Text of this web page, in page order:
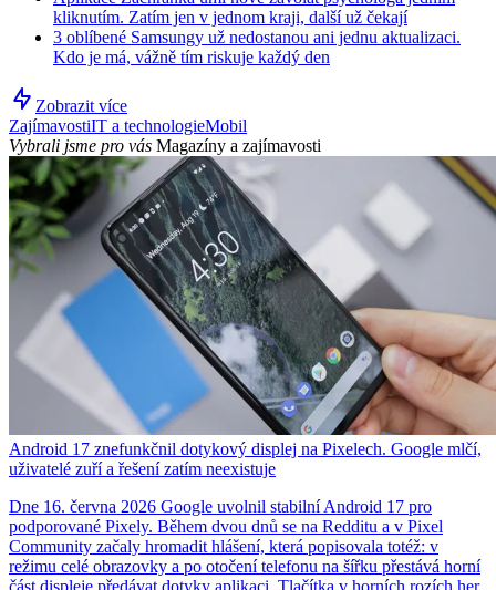
kliknutím. Zatím jen v jednom kraji, další už čekají
3 oblíbené Samsungy už nedostanou ani jednu aktualizaci.
Kdo je má, vážně tím riskuje každý den
Zobrazit více
ZajímavostiIT a technologieMobil
Vybrali jsme pro vás Magazíny a zajímavosti
Android 17 znefunkčnil dotykový displej na Pixelech. Google mlčí,
uživatelé zuří a řešení zatím neexistuje
Dne 16. června 2026 Google uvolnil stabilní Android 17 pro
podporované Pixely. Během dvou dnů se na Redditu a v Pixel
Community začaly hromadit hlášení, která popisovala totéž: v
režimu celé obrazovky a po otočení telefonu na šířku přestává horní